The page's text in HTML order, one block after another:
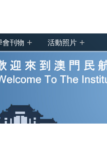
會刊物 + 活動照片 +